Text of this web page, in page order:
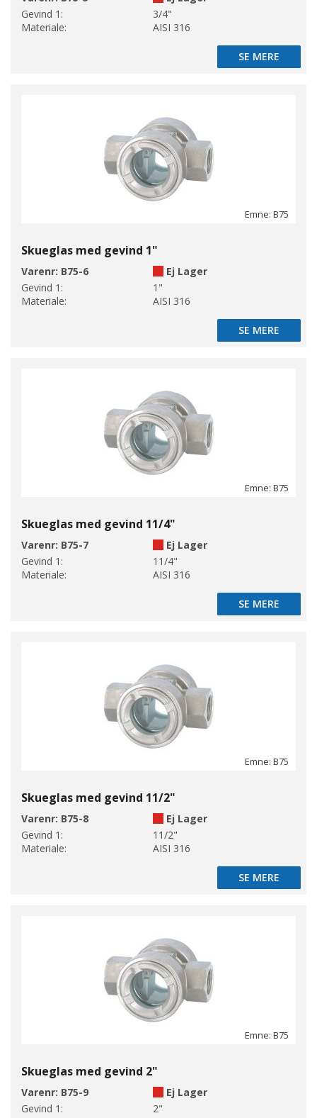
Gevind 1:
3/4"
Materiale:
AISI 316
SE MERE
SE MERE
Emne: B75
Skueglas med gevind 1"
Varenr: B75-6
Ej Lager
Gevind 1:
1"
Materiale:
AISI 316
SE MERE
SE MERE
Emne: B75
Skueglas med gevind 11/4"
Varenr: B75-7
Ej Lager
Gevind 1:
11/4"
Materiale:
AISI 316
SE MERE
SE MERE
Emne: B75
Skueglas med gevind 11/2"
Varenr: B75-8
Ej Lager
Gevind 1:
11/2"
Materiale:
AISI 316
SE MERE
SE MERE
Emne: B75
Skueglas med gevind 2"
Varenr: B75-9
Ej Lager
Gevind 1:
2"